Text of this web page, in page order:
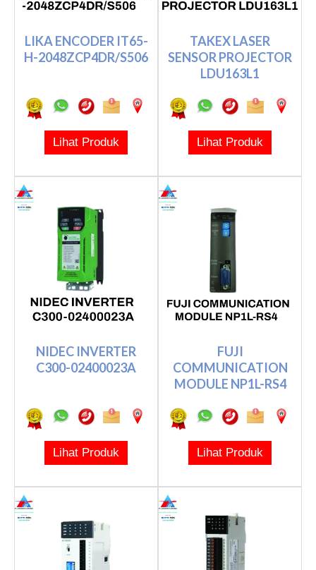
LIKA ENCODER IT65-
H-2048ZCP4DR/S506
Lihat Produk
TAKEX LASER
SENSOR PROJECTOR
LDU163L1
Lihat Produk
NIDEC INVERTER
C300-02400023A
Lihat Produk
FUJI
COMMUNICATION
MODULE NP1L-RS4
Lihat Produk